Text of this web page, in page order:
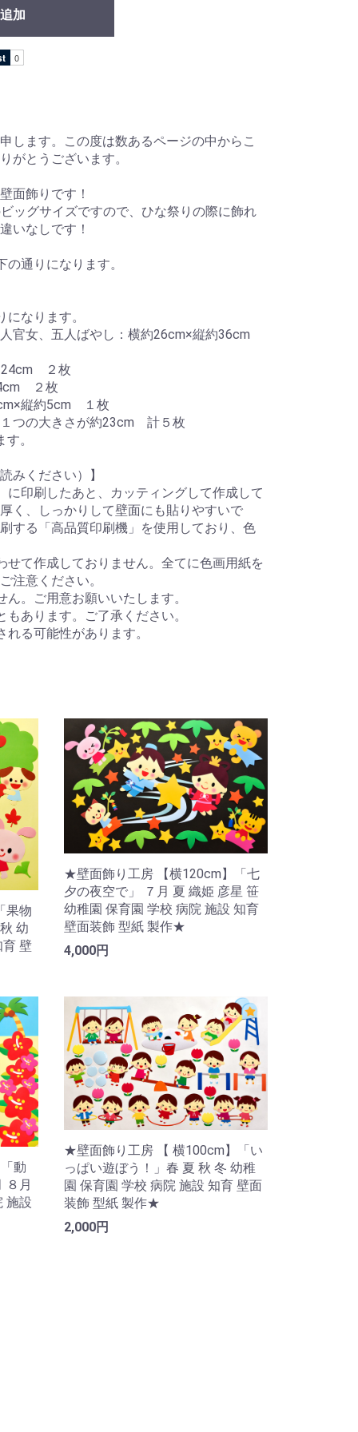
加
します。この度は数あるページの中からこ
がとうございます。
面飾りです！
ッグサイズですので、ひな祭りの際に飾れ
いなしです！
通りになります。
なります。
官女、五人ばやし：横約26cm×縦約36cm
24cm ２枚
２枚
縦約5cm １枚
１つの大きさが約23cm 計５枚
。
みください）】
に印刷したあと、カッティングして作成して
く、しっかりして壁面にも貼りやすいで
する「高品質印刷機」を使用しており、色
せて作成しておりません。全てに色画用紙を
注意ください。
。ご用意お願いいたします。
あります。ご了承ください。
る可能性があります。
果物
幼
育 壁
★壁面飾り工房 【横120cm】「七
夕の夜空で」 ７月 夏 織姫 彦星 笹
幼稚園 保育園 学校 病院 施設 知育
壁面装飾 型紙 製作★
4,000円
動
８月
施設
★壁面飾り工房 【 横100cm】「い
っぱい遊ぼう！」春 夏 秋 冬 幼稚
園 保育園 学校 病院 施設 知育 壁面
装飾 型紙 製作★
2,000円